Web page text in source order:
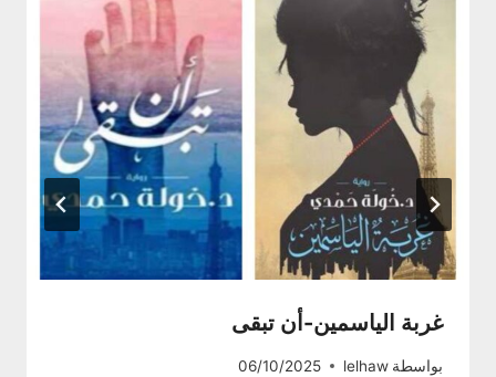
غربة الياسمين-أن تبقى
بواسطة lelhaw
06/10/2025